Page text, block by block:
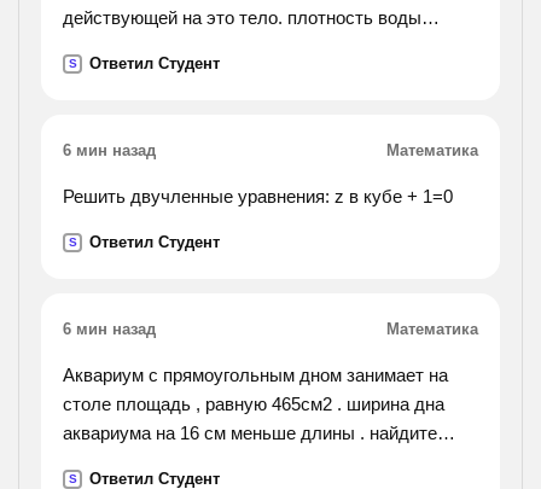
действующей на это тело. плотность воды
S Ответил Студент
6 мин назад Математика
Решить двучленные уравнения: z в кубе + 1=0
S Ответил Студент
6 мин назад Математика
Аквариум с прямоугольным дном занимает на
столе площадь , равную 465см2 . ширина дна
аквариума на 16 см меньше длины . найдите
S Ответил Студент